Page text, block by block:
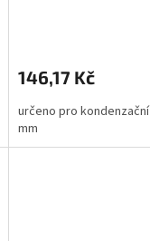
146,17 Kč
určeno pro
mm